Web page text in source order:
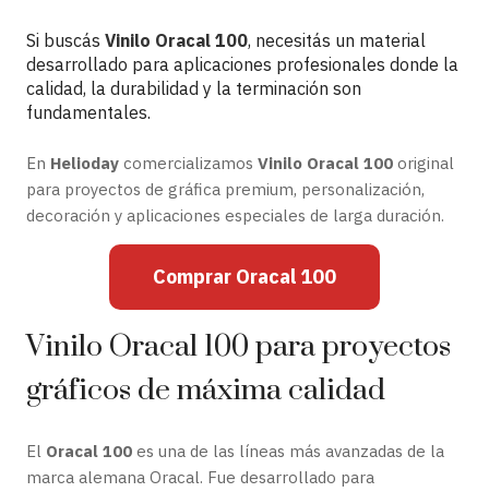
Si buscás Vinilo Oracal 100, necesitás un material
desarrollado para aplicaciones profesionales donde la
calidad, la durabilidad y la terminación son
fundamentales.
En Helioday comercializamos Vinilo Oracal 100 original
para proyectos de gráfica premium, personalización,
decoración y aplicaciones especiales de larga duración.
Comprar Oracal 100
Vinilo Oracal 100 para proyectos
gráficos de máxima calidad
El Oracal 100 es una de las líneas más avanzadas de la
marca alemana Oracal. Fue desarrollado para